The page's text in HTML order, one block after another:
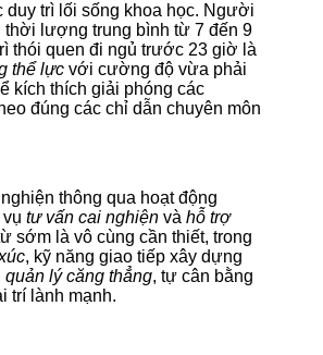
duy trì lối sống khoa học. Người
lượng trung bình từ 7 đến 9
thói quen đi ngủ trước 23 giờ là
thể lực với cường độ vừa phải
kích thích giải phóng các
đúng các chỉ dẫn chuyên môn
thông qua hoạt động
vụtư vấn cai nghiện vàhỗ trợ
sớm là vô cùng cần thiết, trong
, kỹ năng giao tiếp xây dựng
quản lý căng thẳng, tự cân bằng
trí lành mạnh.